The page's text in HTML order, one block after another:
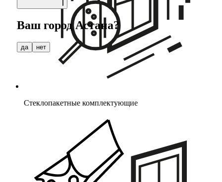
Стеклопакетные комплектующие
Ваш городАстана?
да нет